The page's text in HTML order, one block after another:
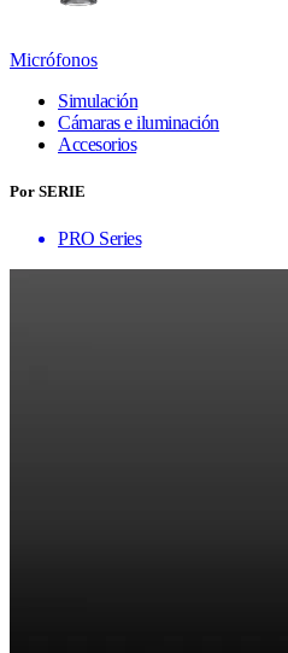
Micrófonos
Simulación
Cámaras e iluminación
Accesorios
Por SERIE
PRO Series